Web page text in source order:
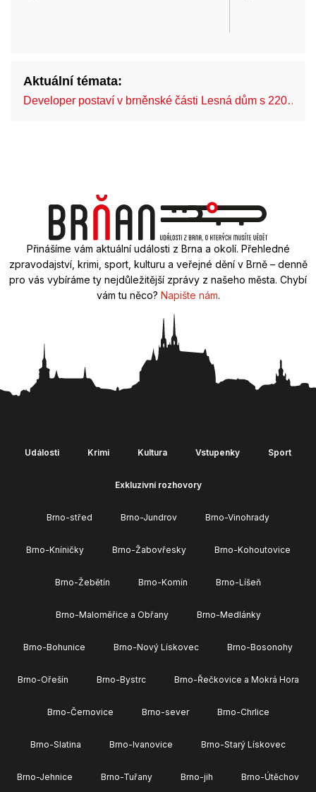
Aktuální témata:
Developer postaví v brněnské části Lesná dům s 220…
Přinášíme vám aktuální události z Brna a okolí. Přehledné
zpravodajství, krimi, sport, kulturu a veřejné dění v Brně – denně
pro vás vybíráme ty nejdůležitější zprávy z našeho města. Chybí
vám tu něco? Napište nám.
Události Krimi Kultura Vstupenky Sport
Exkluzivní rozhovory
Brno-střed Brno-Jundrov Brno-Vinohrady
Brno-Kníničky Brno-Žabovřesky Brno-Kohoutovice
Brno-Žebětín Brno-Komín Brno-Líšeň
Brno-Maloměřice a Obřany Brno-Medlánky
Brno-Bohunice Brno-Nový Lískovec Brno-Bosonohy
Brno-Ořešín Brno-Bystrc Brno-Řečkovice a Mokrá Hora
Brno-Černovice Brno-sever Brno-Chrlice
Brno-Slatina Brno-Ivanovice Brno-Starý Lískovec
Brno-Jehnice Brno-Tuřany Brno-jih Brno-Útěchov